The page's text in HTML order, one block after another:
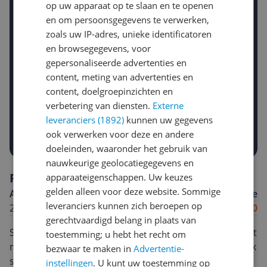
Stel een alert in en mis geen prijsdaling
Krijg een seintje zodra de prijs zakt
Jouw e-mailadres
Gewenste daling of bedrag
-5% -10% -15%
Gewenste prijs
€
Prijsalert aanzetten
Reviews
Anoniem
26-12-2025
Algemene score
10.0
Super handig en snel! De OptiGrill GC7178 in mat zwart
maakt vlees, vis en groenten perfect gegaard. Makkelijk
schoon te maken en ziet er stijlvol uit.
op uw apparaat op te slaan en te openen
en om persoonsgegevens te verwerken,
zoals uw IP-adres, unieke identificatoren
en browsegegevens, voor
gepersonaliseerde advertenties en
content, meting van advertenties en
content, doelgroepinzichten en
verbetering van diensten. Externe
leveranciers (1892) kunnen uw gegevens
ook verwerken voor deze en andere
doeleinden, waaronder het gebruik van
nauwkeurige geolocatiegegevens en
apparaateigenschappen. Uw keuzes
gelden alleen voor deze website. Sommige
leveranciers kunnen zich beroepen op
gerechtvaardigd belang in plaats van
toestemming; u hebt het recht om
bezwaar te maken inAdvertentie-
instellingen. U kunt uw toestemming op